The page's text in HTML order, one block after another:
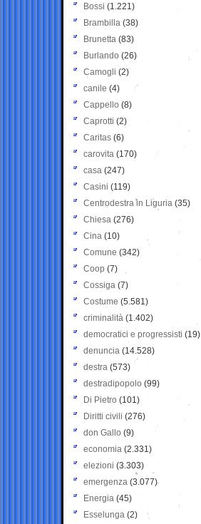
Bossi (1.221)
Brambilla (38)
Brunetta (83)
Burlando (26)
Camogli (2)
canile (4)
Cappello (8)
Caprotti (2)
Caritas (6)
carovita (170)
casa (247)
Casini (119)
Centrodestra in Liguria (35)
Chiesa (276)
Cina (10)
Comune (342)
Coop (7)
Cossiga (7)
Costume (5.581)
criminalità (1.402)
democratici e progressisti (19)
denuncia (14.528)
destra (573)
destradipopolo (99)
Di Pietro (101)
Diritti civili (276)
don Gallo (9)
economia (2.331)
elezioni (3.303)
emergenza (3.077)
Energia (45)
Esselunga (2)